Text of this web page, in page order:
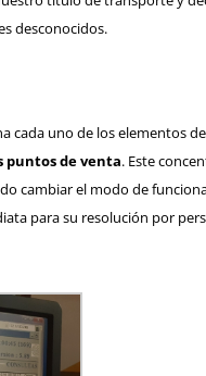
desconocidos.
cada uno de los elementos
puntos de venta. Este
cambiar el modo de
para su resolución por